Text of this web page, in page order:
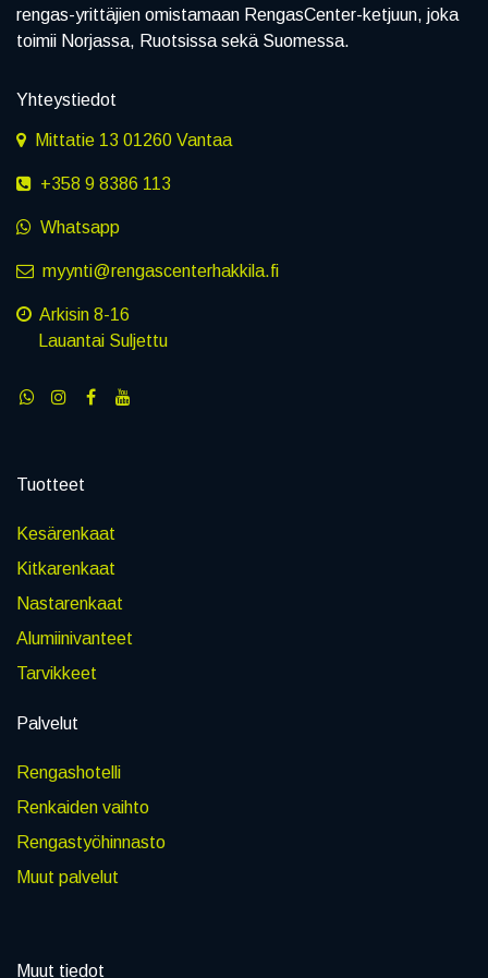
rengas-yrittäjien omistamaan RengasCenter-ketjuun, joka
toimii Norjassa, Ruotsissa sekä Suomessa.
Yhteystiedot
Mittatie 13 01260 Vantaa
+358 9 8386 113
Whatsapp
myynti@rengascenterhakkila.fi
Arkisin 8-16
Lauantai Suljettu
Tuotteet
Kesärenkaat
Kitkarenkaat
Nastarenkaat
Alumiinivanteet
Tarvikkeet
Palvelut
Rengashotelli
Renkaiden vaihto
Rengastyöhinnasto
Muut palvelut
Muut tiedot